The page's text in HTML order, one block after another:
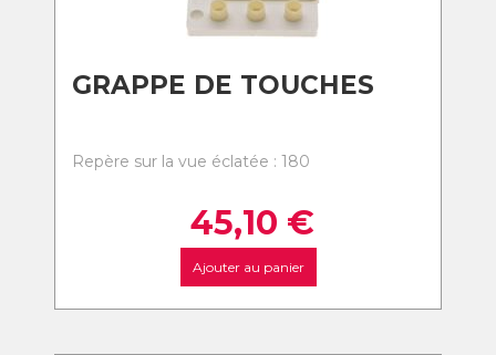
GRAPPE DE TOUCHES
Repère sur la vue éclatée : 180
45,10 €
Ajouter au panier